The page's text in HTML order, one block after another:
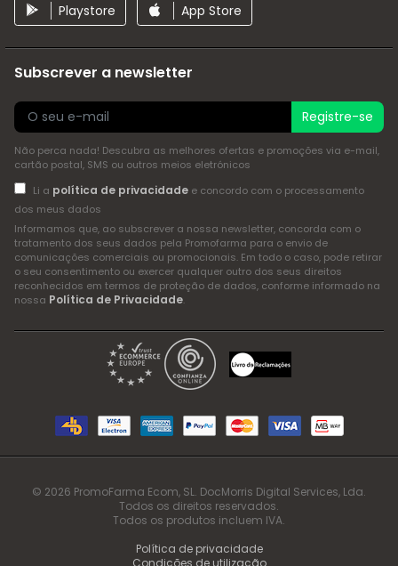
Playstore App Store
Subscrever a newsletter
Registre-se
Não perca nada! Descubra as melhores ofertas e promoções via e-mail,
cartão postal, SMS ou outros meios eletrónicos
Li a política de privacidadee concordo com o processamento
dos meus dados
Informamos que, ao subscrever a nossa newsletter, concorda com o
tratamento dos seus dados pela Promofarma para o envio de
comunicações comerciais ou promocionais. Em todo o caso, pode retirar
o seu consentimento ou exercer qualquer outro dos seus direitos
reconhecidos em termos de proteção de dados, conforme informado na
nossa Política de Privacidade.
© 2026 PromoFarma Ecom, SL. DocMorris Digital Services, Lda.
Todos os direitos reservados.
Todos os produtos incluem IVA.
Política de privacidade